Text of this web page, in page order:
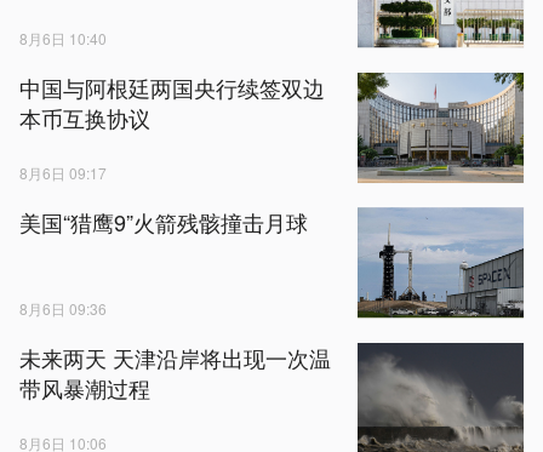
8月6日 10:40
中国与阿根廷两国央行续签双边
本币互换协议
8月6日 09:17
美国“猎鹰9”火箭残骸撞击月球
8月6日 09:36
未来两天 天津沿岸将出现一次温
带风暴潮过程
8月6日 10:06